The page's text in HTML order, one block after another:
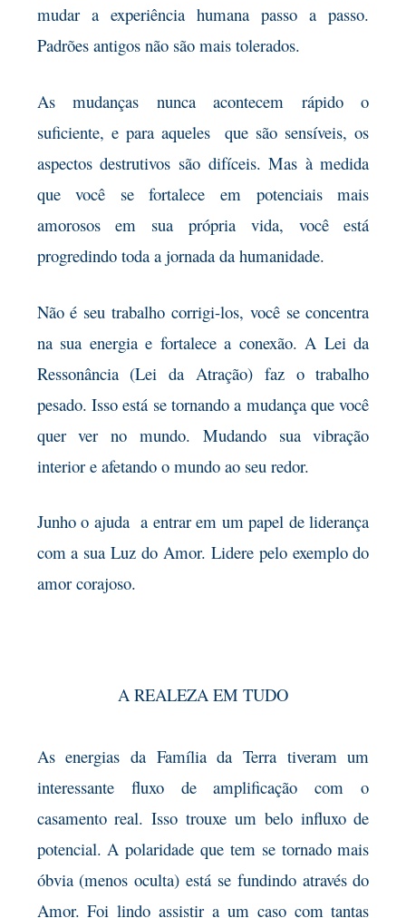
mudar a experiência humana passo a passo.
Padrões antigos não são mais tolerados.
As mudanças nunca acontecem rápido o
suficiente, e para aqueles que são sensíveis, os
aspectos destrutivos são difíceis. Mas à medida
que você se fortalece em potenciais mais
amorosos em sua própria vida, você está
progredindo toda a jornada da humanidade.
Não é seu trabalho corrigi-los, você se concentra
na sua energia e fortalece a conexão. A Lei da
Ressonância (Lei da Atração) faz o trabalho
pesado. Isso está se tornando a mudança que você
quer ver no mundo. Mudando sua vibração
interior e afetando o mundo ao seu redor.
Junho o ajuda a entrar em um papel de liderança
com a sua Luz do Amor. Lidere pelo exemplo do
amor corajoso.
A REALEZA EM TUDO
As energias da Família da Terra tiveram um
interessante fluxo de amplificação com o
casamento real. Isso trouxe um belo influxo de
potencial. A polaridade que tem se tornado mais
óbvia (menos oculta) está se fundindo através do
Amor. Foi lindo assistir a um caso com tantas